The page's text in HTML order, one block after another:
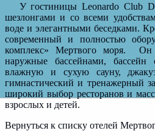
У гостиницыLeonardo Club
шезлонгами и со всеми
воде и элегантными беседками.
современный и полностью
комплекс» Мертвого моря. Он
наружные бассейнами,
влажную и сухую сауну,
гимнастический и тренажерный
широкий выбор ресторанов и
взрослых и детей.
Вернуться к списку отелей